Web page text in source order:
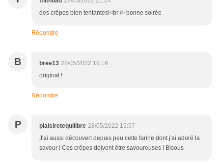
des crêpes bien tentantes!<br /> bonne soirée
Répondre
B bree13 28/05/2022 19:16
original !
Répondre
P plaisiretequilibre 28/05/2022 15:57
J'ai aussi découvert depuis peu cette farine dont j'ai adoré la
saveur ! Ces crêpes doivent être savoureuses ! Bisous